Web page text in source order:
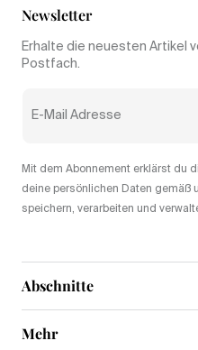
Abschnitte
Mehr
Newsletter
Erhalte die neuesten Artikel
Postfach.
Mit dem Abonnement erklärst du
deine persönlichen Daten gemäß
speichern, verarbeiten und